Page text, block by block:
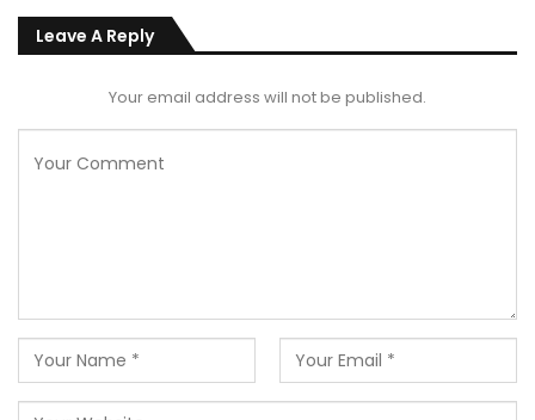
Leave A Reply
Your email address will not be published.